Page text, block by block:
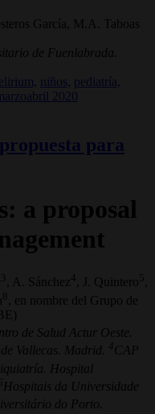
García, M.A. Taboas
de Fuenlabrada.
niños, pediatría,
2020
para
a proposal
3 , A. Sánchez4 , J. Quintero5
8
, en nombre del Grupo de
de Salud Actur Oeste.
Vallecas. Madrid. 4 CAP
Hospital
Hospitais da Universidade
do Porto.